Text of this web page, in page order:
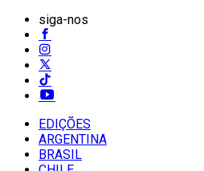
siga-nos
EDIÇÕES
ARGENTINA
BRASIL